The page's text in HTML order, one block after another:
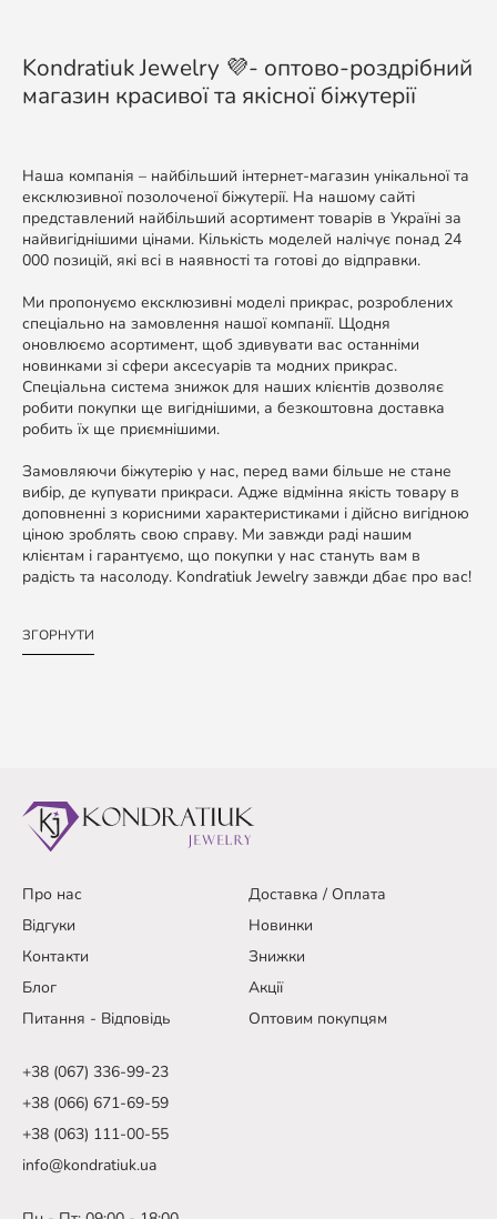
Kondratiuk Jewelry 💜- оптово-роздрібний
магазин красивої та якісної біжутерії
Наша компанія – найбільший інтернет-магазин унікальної та
ексклюзивної позолоченої біжутерії. На нашому сайті
представлений найбільший асортимент товарів в Україні за
найвигіднішими цінами. Кількість моделей налічує понад 24
000 позицій, які всі в наявності та готові до відправки.
Ми пропонуємо ексклюзивні моделі прикрас, розроблених
спеціально на замовлення нашої компанії. Щодня
оновлюємо асортимент, щоб здивувати вас останніми
новинками зі сфери аксесуарів та модних прикрас.
Спеціальна система знижок для наших клієнтів дозволяє
робити покупки ще вигіднішими, а безкоштовна доставка
робить їх ще приємнішими.
Замовляючи біжутерію у нас, перед вами більше не стане
вибір, де купувати прикраси. Адже відмінна якість товару в
доповненні з корисними характеристиками і дійсно вигідною
ціною зроблять свою справу. Ми завжди раді нашим
клієнтам і гарантуємо, що покупки у нас стануть вам в
радість та насолоду. Kondratiuk Jewelry завжди дбає про вас!
ЗГОРНУТИ
Про нас
Доставка / Оплата
Відгуки
Новинки
Контакти
Знижки
Блог
Акції
Питання - Відповідь
Оптовим покупцям
+38 (067) 336-99-23
+38 (066) 671-69-59
+38 (063) 111-00-55
info@kondratiuk.ua